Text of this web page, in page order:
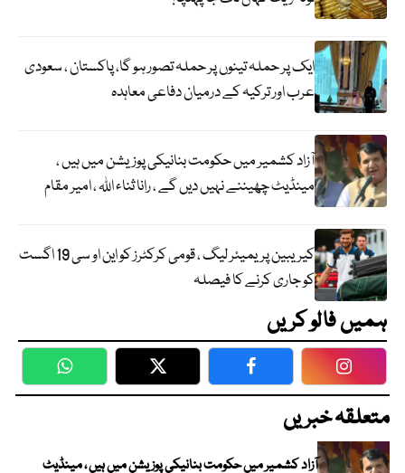
ایک پر حملہ تینوں پر حملہ تصور ہو گا، پاکستان ، سعودی
عرب اور ترکیہ کے درمیان دفاعی معاہدہ
آزاد کشمیر میں حکومت بنانیکی پوزیشن میں ہیں ،
مینڈیٹ چھیننے نہیں دیں گے ، رانا ثناء اللہ ، امیر مقام
کیریبین پریمیئر لیگ ، قومی کرکٹرز کو این او سی 19 اگست
کو جاری کرنے کا فیصلہ
ہمیں فالو کریں
WhatsApp Twitter Facebook
متعلقہ خبریں
آزاد کشمیر میں حکومت بنانیکی پوزیشن میں ہیں ، مینڈیٹ